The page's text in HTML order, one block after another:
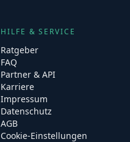
HILFE & SERVICE
Ratgeber
FAQ
Partner & API
Karriere
Impressum
Datenschutz
AGB
Cookie-Einstellungen